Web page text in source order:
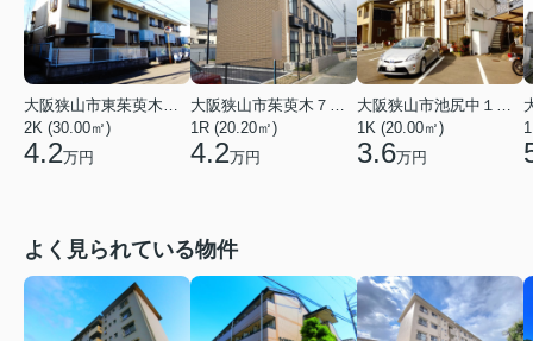
大阪狭山市東茱萸木２丁目
2K (30.00㎡)
4.2万円
大阪狭山市茱萸木７丁目
1R (20.20㎡)
4.2万円
大阪狭山市池尻中１丁目
1K (20.00㎡)
3.6万円
よく見られている物件